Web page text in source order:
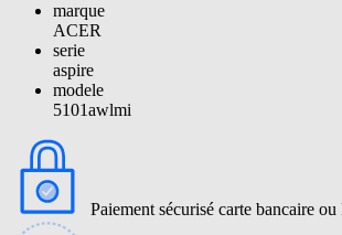
marque
ACER
serie
aspire
modele
5101awlmi
Paiement sécurisé carte bancaire ou